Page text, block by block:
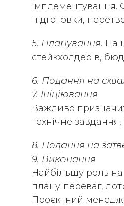
імплементування.
підготовки,
5. Планування. На
стейкхолдерів,
6. Подання на
7. Ініціювання
Важливо
технічне
8. Подання на
9. Виконання
Найбільшу роль на
плану переваг,
Проєктний